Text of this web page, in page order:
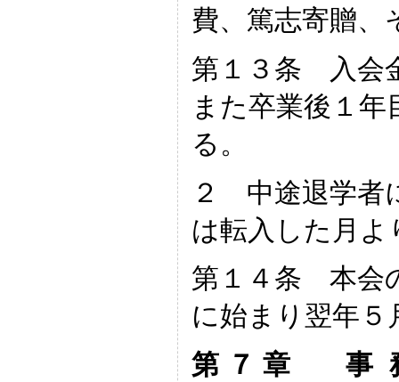
費、篤志寄贈、
第１３条 入会
また卒業後１
る。
２ 中途退学者
は転入した月よ
第１４条 本会
に始まり翌年５
第 ７ 章 事